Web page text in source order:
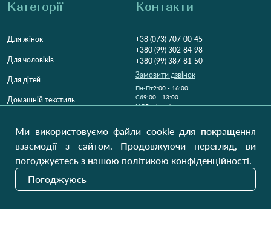
Категорії
Для жінок
Для чоловіків
Для дітей
Домашній текстиль
Контакти
+38 (073) 707-00-45
+380 (99) 302-84-98
+380 (99) 387-81-50
Замовити дзвінок
Пн-Пт9:00 - 16:00
Cб9:00 - 13:00
НДВихідний
Україна, Луцьк, 43000
Наші оновлення
Надіслати
Ми використовуємо файли cookie для покращення
взаємодії з сайтом. Продовжуючи перегляд, ви
погоджуєтесь з нашою політикою конфіденційності.
Погоджуюсь